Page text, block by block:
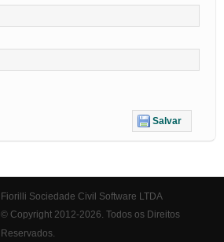
Salvar
Fiorilli Sociedade Civil Software LTDA
© Copyright 2012-2026. Todos os Direitos
Reservados.